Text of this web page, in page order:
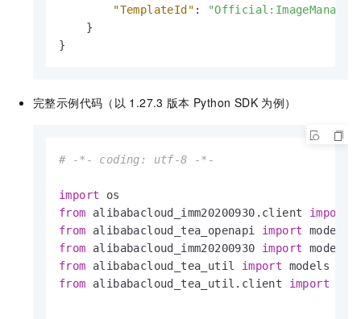
"TemplateId" :
}
}
完整示例代码（以 1.27.3 版本 Python SDK 为例）
# -*- coding: utf-8 -*-
import
from alibabacloud_imm20200930.client import
from alibabacloud_tea_openapi import models
from alibabacloud_imm20200930 import models
from alibabacloud_tea_util import models
from alibabacloud_tea_util.client import